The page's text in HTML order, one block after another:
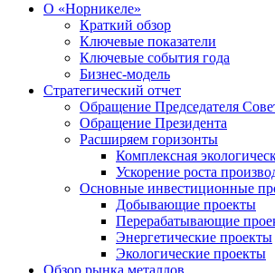
О «Норникеле»
Краткий обзор
Ключевые показатели
Ключевые события года
Бизнес-модель
Стратегический отчет
Обращение Председателя
Обращение Президента
Расширяем горизонты
Комплексная
Ускорение роста
Основные инвестиционные
Добывающие проекты
Перерабатывающие
Энергетические проекты
Экологические проекты
Обзор рынка металлов